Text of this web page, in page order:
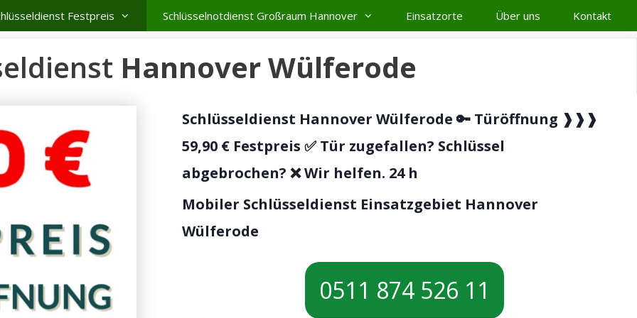
Festpreis Schlüsselnotdienst Großraum Hannover Einsatzorte Über uns Kontakt
Hannover Wülferode
Schlüsseldienst Hannover Wülferode 🔑 Türöffnung ❱❱❱
59,90 € Festpreis ✅ Tür zugefallen? Schlüssel
abgebrochen? ❌ Wir helfen. 24 h
Mobiler Schlüsseldienst Einsatzgebiet Hannover
Wülferode
0511 874 526 11